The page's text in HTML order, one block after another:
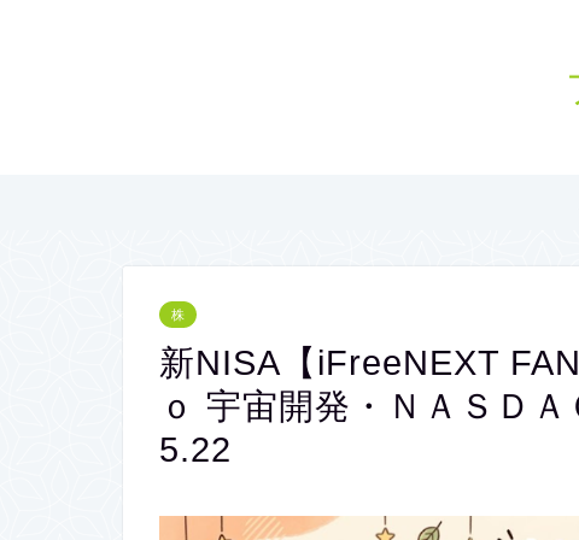
株
新NISA【iFreeNEXT
ｏ 宇宙開発・ＮＡＳＤ
5.22